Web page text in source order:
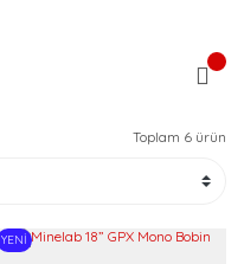
Toplam 6 ürün
YENİ